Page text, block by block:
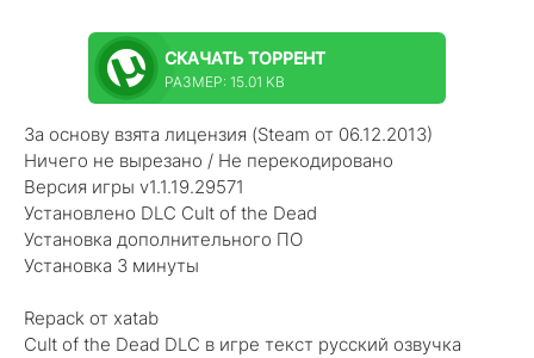
СКАЧАТЬ ТОРРЕНТ
РАЗМЕР: 15.01 KB
За основу взята лицензия (Steam от 06.12.2013)
Ничего не вырезано / Не перекодировано
Версия игры v1.1.19.29571
Установлено DLC Cult of the Dead
Установка дополнительного ПО
Установка 3 минуты
Repack от xatab
Cult of the Dead DLC в игре текст русский озвучка